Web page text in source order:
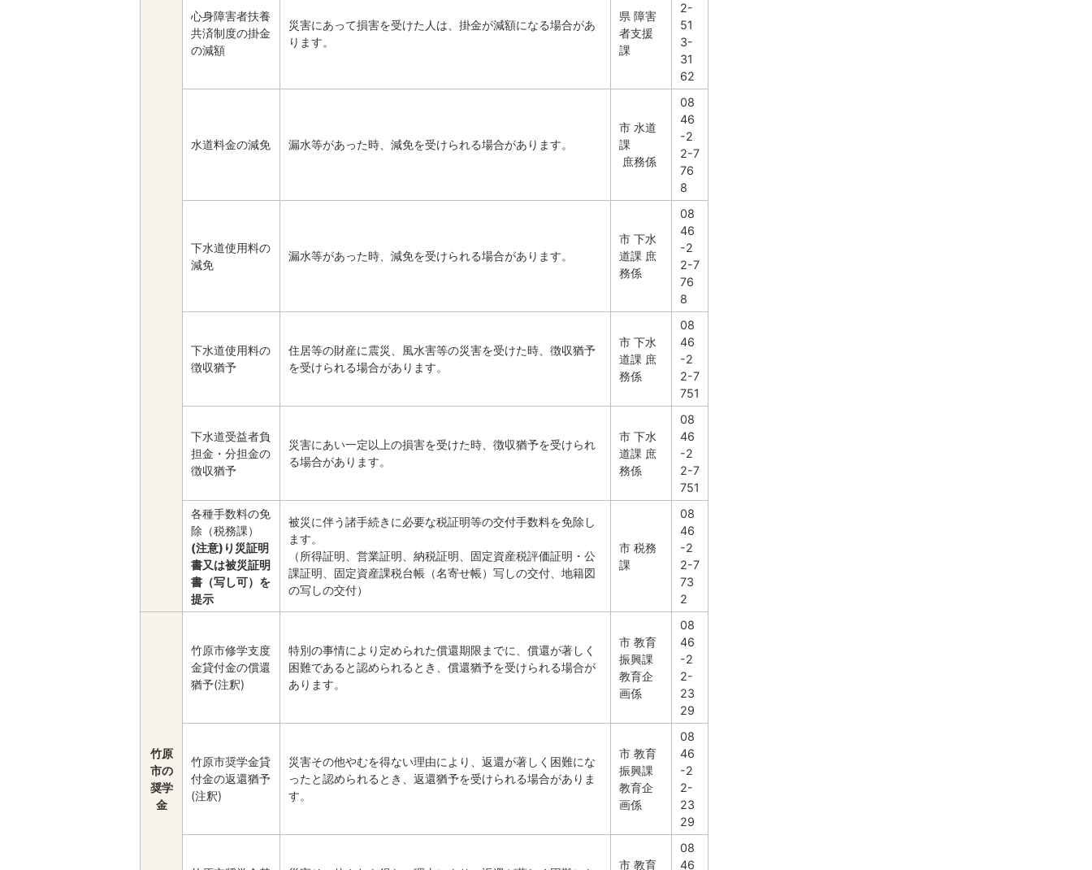
心身障害者扶養
共済制度の掛金
の減額
災害にあって損害を受けた人は、掛金が減額になる場合があ
ります。
県 障害
者支援
課
2-
51
3-
31
62
水道料金の減免 漏水等があった時、減免を受けられる場合があります。
市 水道
課
庶務係
08
46
-2
2-7
76
8
下水道使用料の
減免
漏水等があった時、減免を受けられる場合があります。
市 下水
道課 庶
務係
08
46
-2
2-7
76
8
下水道使用料の
徴収猶予
住居等の財産に震災、風水害等の災害を受けた時、徴収猶予
を受けられる場合があります。
市 下水
道課 庶
務係
08
46
-2
2-7
751
下水道受益者負
担金・分担金の
徴収猶予
災害にあい一定以上の損害を受けた時、徴収猶予を受けられ
る場合があります。
市 下水
道課 庶
務係
08
46
-2
2-7
751
各種手数料の免
除（税務課）
(注意)り災証明
書又は被災証明
書（写し可）を
提示
被災に伴う諸手続きに必要な税証明等の交付手数料を免除し
ます。
（所得証明、営業証明、納税証明、固定資産税評価証明・公
課証明、固定資産課税台帳（名寄せ帳）写しの交付、地籍図
の写しの交付）
市 税務
課
08
46
-2
2-7
73
2
竹原
市の
奨学
金
竹原市修学支度
金貸付金の償還
猶予(注釈)
特別の事情により定められた償還期限までに、償還が著しく
困難であると認められるとき、償還猶予を受けられる場合が
あります。
市 教育
振興課
教育企
画係
08
46
-2
2-
23
29
竹原市奨学金貸
付金の返還猶予
(注釈)
災害その他やむを得ない理由により、返還が著しく困難にな
ったと認められるとき、返還猶予を受けられる場合がありま
す。
市 教育
振興課
教育企
画係
08
46
-2
2-
23
29
市 教育
08
46